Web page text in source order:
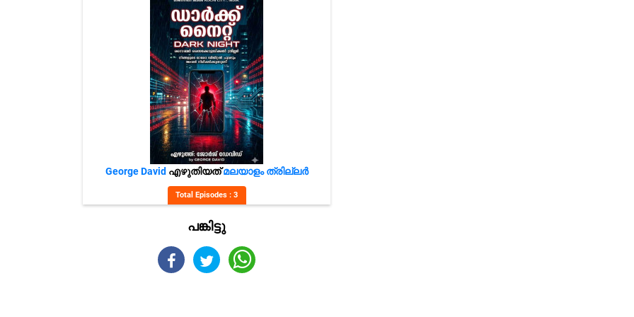
George David എഴുതിയത്മലയാളം ത്രില്ലർ
Total Episodes : 3
പങ്കിട്ടു